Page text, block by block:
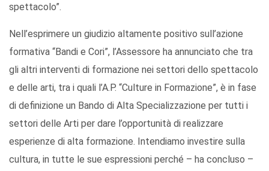
spettacolo”.
Nell’esprimere un giudizio altamente positivo sull’azione
formativa “Bandi e Cori”, l’Assessore ha annunciato che tra
gli altri interventi di formazione nei settori dello spettacolo
e delle arti, tra i quali l’A.P. “Culture in Formazione”, è in fase
di definizione un Bando di Alta Specializzazione per tutti i
settori delle Arti per dare l’opportunità di realizzare
esperienze di alta formazione. Intendiamo investire sulla
cultura, in tutte le sue espressioni perché – ha concluso –